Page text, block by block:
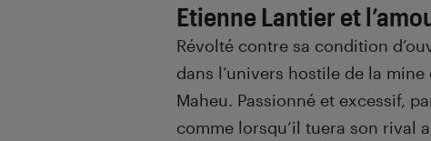
Etienne Lantier et
Révolté contre sa condition
dans l’univers hostile de la mine
Maheu. Passionné et excessif,
comme lorsqu’il tuera son rival